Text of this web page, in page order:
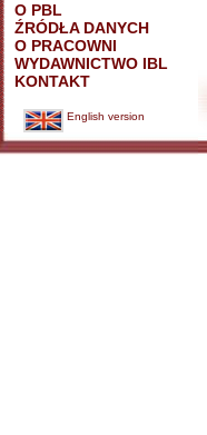
O PBL
ŹRÓDŁA DANYCH
O PRACOWNI
WYDAWNICTWO IBL
KONTAKT
English version